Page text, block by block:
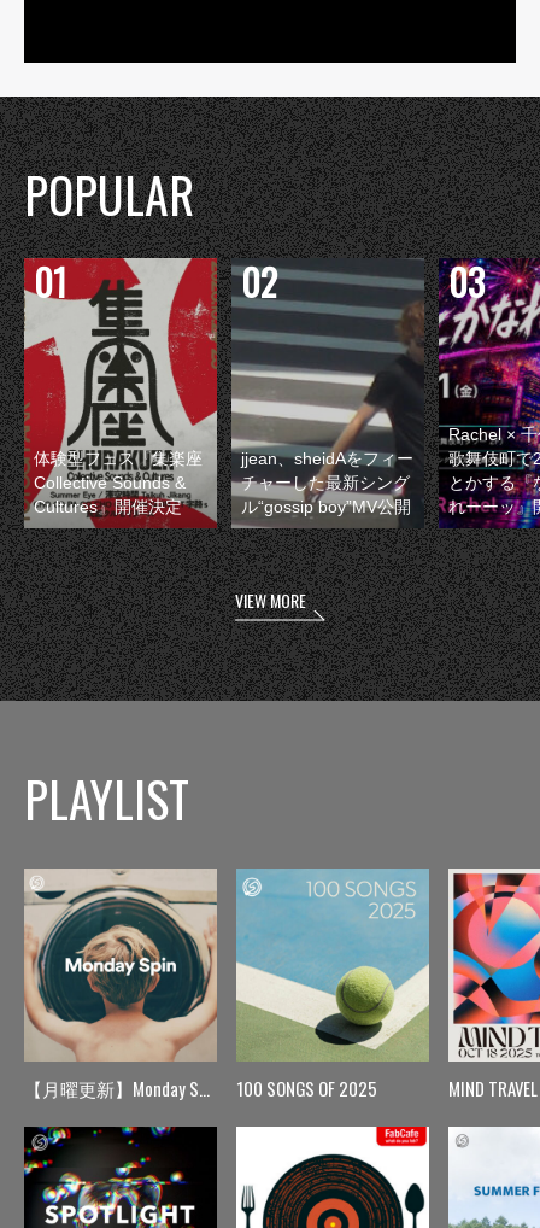
POPULAR
体験型フェス『集楽座
Collective Sounds &
Cultures』開催決定
jjean、sheidAをフィー
チャーした最新シング
ル“gossip boy”MV公開
Rachel ×
歌舞伎町で
とかする『
れーーッ』
VIEW MORE
PLAYLIST
【月曜更新】Monday Spin 100 SONGS OF 2025 MIND TRAVEL